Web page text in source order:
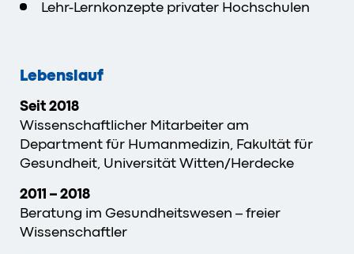
Lehr-Lernkonzepte privater Hochschulen
Lebenslauf
Seit 2018
Wissenschaftlicher Mitarbeiter am
Department für Humanmedizin, Fakultät für
Gesundheit, Universität Witten/Herdecke
2011 – 2018
Beratung im Gesundheitswesen – freier
Wissenschaftler